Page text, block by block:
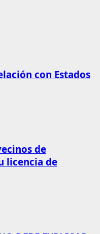
con Estados
de
licencia de